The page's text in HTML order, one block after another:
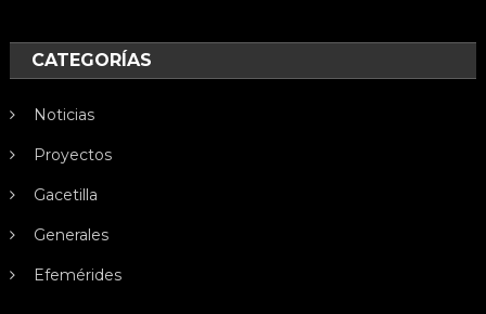
CATEGORÍAS
Noticias
Proyectos
Gacetilla
Generales
Efemérides